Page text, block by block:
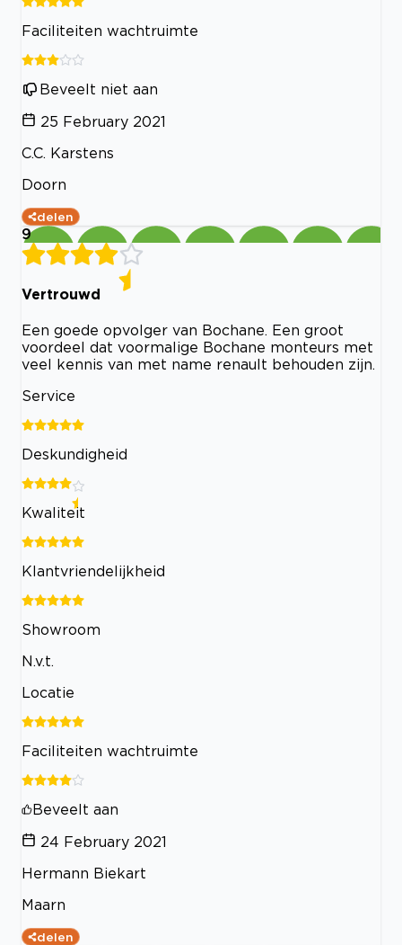
Faciliteiten wachtruimte
Beveelt niet aan
25 February 2021
C.C. Karstens
Doorn
delen
9
Vertrouwd
Een goede opvolger van Bochane. Een groot
voordeel dat voormalige Bochane monteurs met
veel kennis van met name renault behouden zijn.
Service
Deskundigheid
Kwaliteit
Klantvriendelijkheid
Showroom
N.v.t.
Locatie
Faciliteiten wachtruimte
Beveelt aan
24 February 2021
Hermann Biekart
Maarn
delen